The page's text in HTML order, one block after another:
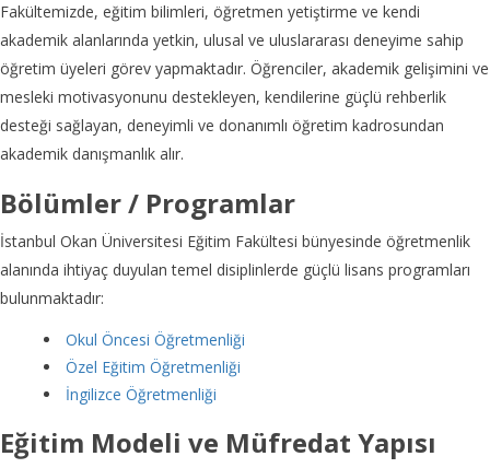
Fakültemizde, eğitim bilimleri, öğretmen yetiştirme ve kendi
akademik alanlarında yetkin, ulusal ve uluslararası deneyime sahip
öğretim üyeleri görev yapmaktadır. Öğrenciler, akademik gelişimini ve
mesleki motivasyonunu destekleyen, kendilerine güçlü rehberlik
desteği sağlayan, deneyimli ve donanımlı öğretim kadrosundan
akademik danışmanlık alır.
Bölümler / Programlar
İstanbul Okan Üniversitesi Eğitim Fakültesi bünyesinde öğretmenlik
alanında ihtiyaç duyulan temel disiplinlerde güçlü lisans programları
bulunmaktadır:
Okul Öncesi Öğretmenliği
Özel Eğitim Öğretmenliği
İngilizce Öğretmenliği
Eğitim Modeli ve Müfredat Yapısı